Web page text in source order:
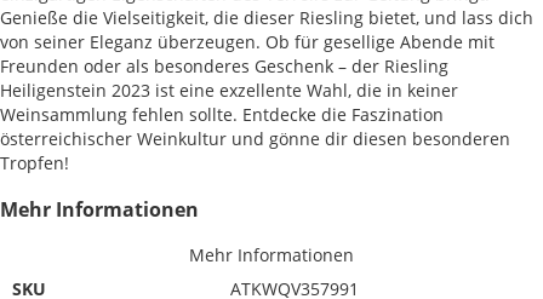
Genieße die Vielseitigkeit, die dieser Riesling bietet, und lass dich
von seiner Eleganz überzeugen. Ob für gesellige Abende mit
Freunden oder als besonderes Geschenk – der Riesling
Heiligenstein 2023 ist eine exzellente Wahl, die in keiner
Weinsammlung fehlen sollte. Entdecke die Faszination
österreichischer Weinkultur und gönne dir diesen besonderen
Tropfen!
Mehr Informationen
Mehr Informationen
SKU
ATKWQV357991